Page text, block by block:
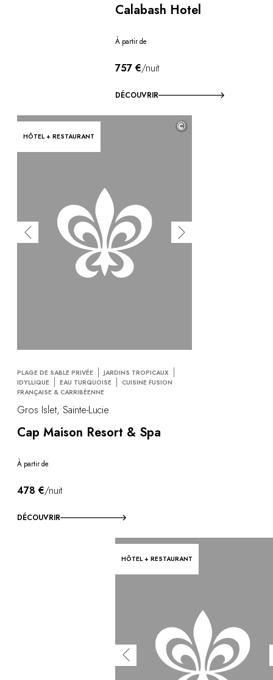
Calabash Hotel
À partir de
757 €/nuit
DÉCOUVRIR
HÔTEL + RESTAURANT
©
PLAGE DE SABLE PRIVÉE
JARDINS TROPICAUX
IDYLLIQUE
EAU TURQUOISE
CUISINE FUSION
FRANÇAISE & CARRIBÉENNE
Gros Islet, Sainte-Lucie
Cap Maison Resort & Spa
À partir de
478 €/nuit
DÉCOUVRIR
HÔTEL + RESTAURANT